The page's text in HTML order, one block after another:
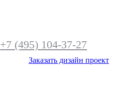
+7 (495) 104-37-27
Заказать дизайн проект